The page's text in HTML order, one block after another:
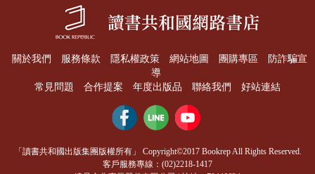
關於我們 服務條款 隱私權政策 網站地圖 團購專區
防詐騙宣
導
常見問題
合作提案 年度出版品 聯絡我們 好站連結
「讀書共和國出版集團版權所有」 Copyright©2017 Bookrep All Rights Reserved.
客戶服務專線：(02)2218-1417